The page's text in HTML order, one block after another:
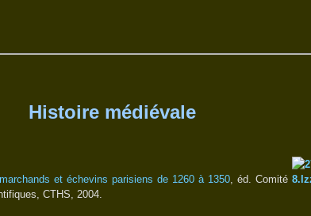
Histoire médiévale
et échevins parisiens de 1260 à 1350, éd. Comité
CTHS, 2004.